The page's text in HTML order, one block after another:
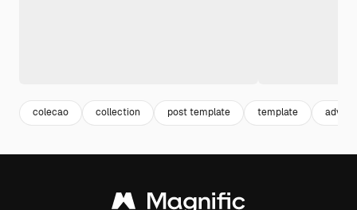
colecao collection post template template